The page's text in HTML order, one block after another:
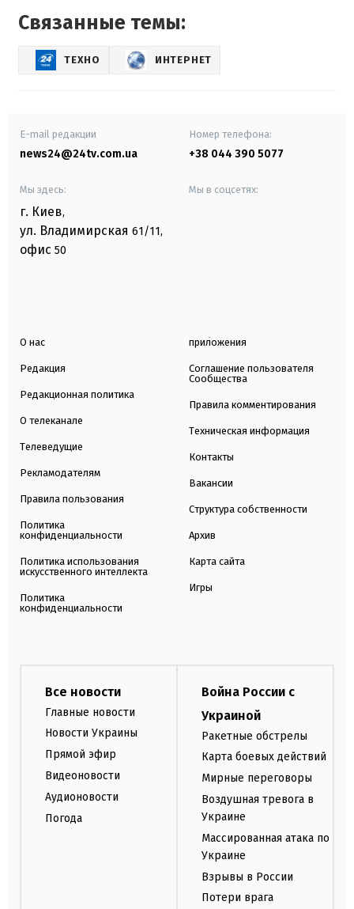
Связанные темы:
ТЕХНО ИНТЕРНЕТ
E-mail редакции
news24@24tv.com.ua
Номер телефона:
+38 044 390 5077
Мы здесь:
г. Киев,
ул. Владимирская 61/11,
офис 50
Мы в соцсетях:
О нас
Редакция
Редакционная политика
О телеканале
Телеведущие
Рекламодателям
Правила пользования
Политика
конфиденциальности
Политика использования
искусственного интеллекта
Политика
конфиденциальности
приложения
Соглашение пользователя
Сообщества
Правила комментирования
Техническая информация
Контакты
Вакансии
Структура собственности
Архив
Карта сайта
Игры
Все новости
Главные новости
Новости Украины
Прямой эфир
Видеоновости
Аудионовости
Погода
Война России с
Украиной
Ракетные обстрелы
Карта боевых действий
Мирные переговоры
Воздушная тревога в
Украине
Массированная атака по
Украине
Взрывы в России
Потери врага